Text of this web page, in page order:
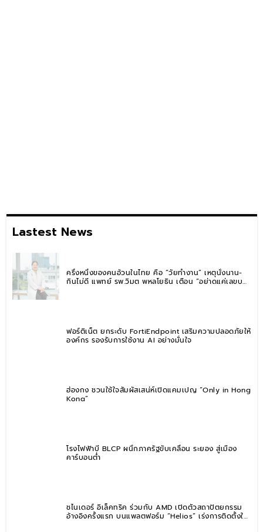
Lastest News
ครึ่งหนึ่งของคนอ้วนในไทย คือ “วัยทำงาน” เหตุนั่งนาน-
กินไม่ดี แพทย์ รพ.วิมุต พหลโยธิน เตือน “อย่าดูแค่เลขบน
ฟอร์ติเน็ต ยกระดับ FortiEndpoint เสริมความปลอดภัยให้
องค์กร รองรับการใช้งาน AI อย่างมั่นใจ
ฮ่องกง ชวนใช้ใจสัมผัสเสน่ห์เปิดแคมเปญ “Only in Hong
Kong”
โรงไฟฟ้าบี BLCP ผนึกภาครัฐขับเคลื่อน ระยอง สู่เมือง
คาร์บอนต่ำ
ชไนเดอร์ อิเล็คทริค ร่วมกับ AMD เปิดตัวสถาปัตยกรรม
อ้างอิงครั้งแรก บนแพลตฟอร์ม “Helios” เร่งการติดตั้งใช้